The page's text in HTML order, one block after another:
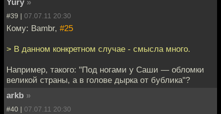
#39 | 07.07.11 20:30
Кому: Bambr, #25
> В данном конкретном случае - смысла много.
Например, такого: "Под ногами у Саши — обломки
великой страны, а в голове дырка от бублика"?
arkb »
#40 | 07.07.11 20:30